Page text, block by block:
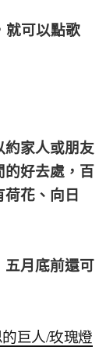
就可以點歌
約家人或朋友
的好去處，百
花、向日
五月底前還可
巨人/玫瑰燈